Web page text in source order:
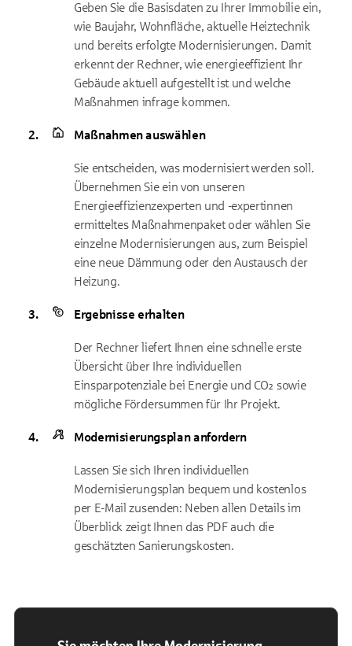
Geben Sie die Basisdaten zu Ihrer Immobilie ein,
wie Baujahr, Wohnfläche, aktuelle Heiztechnik
und bereits erfolgte Modernisierungen. Damit
erkennt der Rechner, wie energieeffizient Ihr
Gebäude aktuell aufgestellt ist und welche
Maßnahmen infrage kommen.
Maßnahmen auswählen
Sie entscheiden, was modernisiert werden soll.
Übernehmen Sie ein von unseren
Energieeffizienzexperten und -expertinnen
ermitteltes Maßnahmenpaket oder wählen Sie
einzelne Modernisierungen aus, zum Beispiel
eine neue Dämmung oder den Austausch der
Heizung.
Ergebnisse erhalten
Der Rechner liefert Ihnen eine schnelle erste
Übersicht über Ihre individuellen
Einsparpotenziale bei Energie und CO₂ sowie
mögliche Fördersummen für Ihr Projekt.
Modernisierungsplan anfordern
Lassen Sie sich Ihren individuellen
Modernisierungsplan bequem und kostenlos
per E-Mail zusenden: Neben allen Details im
Überblick zeigt Ihnen das PDF auch die
geschätzten Sanierungskosten.